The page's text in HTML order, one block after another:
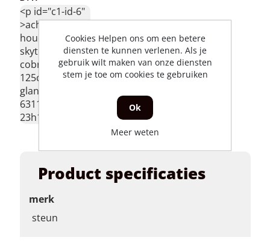
Product specificaties
merk
steun
<p id="c1-id-6"
>achterlicht
houder
skyteam ace
cobra 50cc en
125cc
glanszwart
63112-
23h10</p>
Cookies Helpen ons om een betere
diensten te kunnen verlenen. Als je
gebruik wilt maken van onze diensten
stem je toe om cookies te gebruiken
Ok
Meer weten